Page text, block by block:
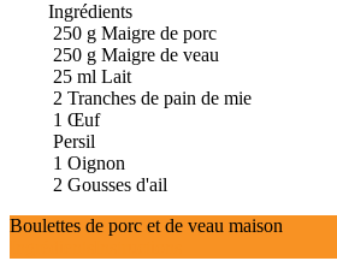
Ingrédients
250 g Maigre de porc
250 g Maigre de veau
25 ml Lait
2 Tranches de pain de mie
1 Œuf
Persil
1 Oignon
2 Gousses d'ail
Boulettes de porc et de veau maison